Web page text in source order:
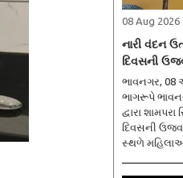
08 Aug 2026
નારી વંદન
દિવસની
ભાવનગર, 08
ભાગરૂપે
દ્વારા
દિવસની
સ્થળે